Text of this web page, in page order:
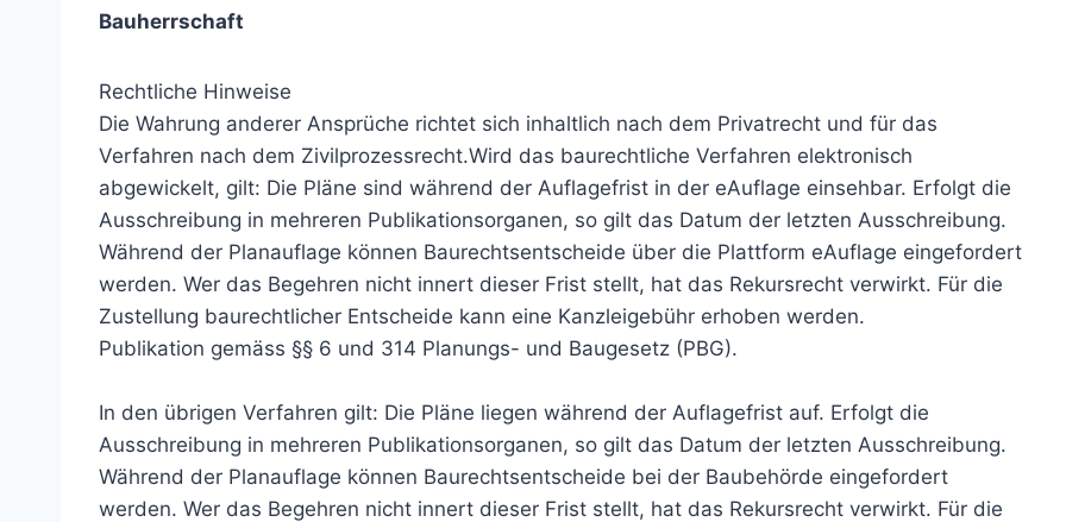
Bauherrschaft
Rechtliche Hinweise
Die Wahrung anderer Ansprüche richtet sich inhaltlich nach dem Privatrecht und für das
Verfahren nach dem Zivilprozessrecht.Wird das baurechtliche Verfahren elektronisch
abgewickelt, gilt: Die Pläne sind während der Auflagefrist in der eAuflage einsehbar. Erfolgt die
Ausschreibung in mehreren Publikationsorganen, so gilt das Datum der letzten Ausschreibung.
Während der Planauflage können Baurechtsentscheide über die Plattform eAuflage eingefordert
werden. Wer das Begehren nicht innert dieser Frist stellt, hat das Rekursrecht verwirkt. Für die
Zustellung baurechtlicher Entscheide kann eine Kanzleigebühr erhoben werden.
Publikation gemäss §§ 6 und 314 Planungs- und Baugesetz (PBG).
In den übrigen Verfahren gilt: Die Pläne liegen während der Auflagefrist auf. Erfolgt die
Ausschreibung in mehreren Publikationsorganen, so gilt das Datum der letzten Ausschreibung.
Während der Planauflage können Baurechtsentscheide bei der Baubehörde eingefordert
werden. Wer das Begehren nicht innert dieser Frist stellt, hat das Rekursrecht verwirkt. Für die